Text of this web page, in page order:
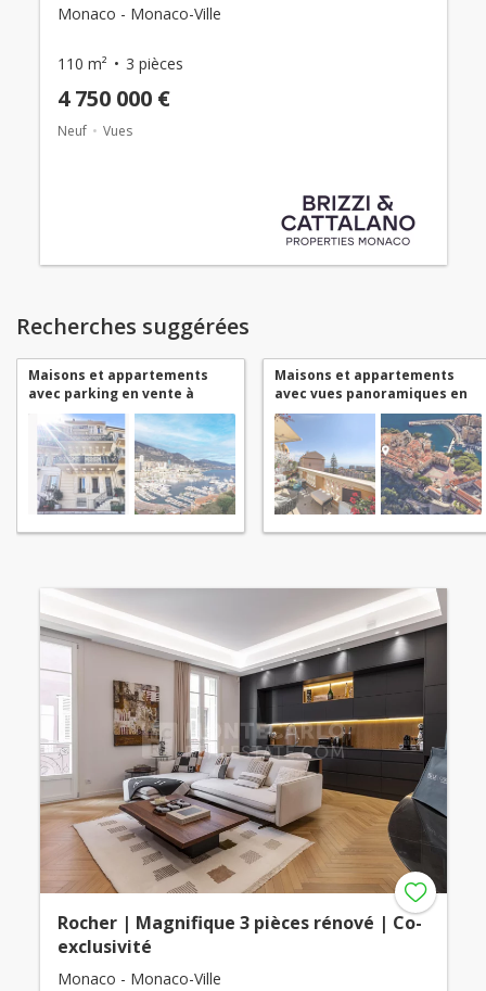
Monaco - Monaco-Ville
110 m² 3 pièces
4 750 000 €
Neuf Vues
Recherches suggérées
Maisons et appartements
avec parking en vente à
Monaco Monaco-Ville
Maisons et appartements
avec vues panoramiques en
vente à Monaco Monaco-Ville
Rocher | Magnifique 3 pièces rénové | Co-
exclusivité
Monaco - Monaco-Ville